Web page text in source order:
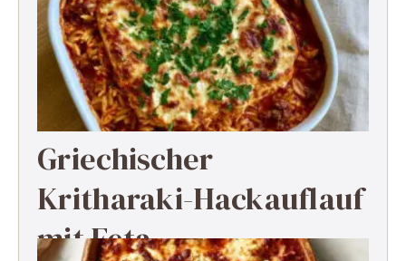
Griechischer
Kritharaki-Hackauflauf
mit Feta